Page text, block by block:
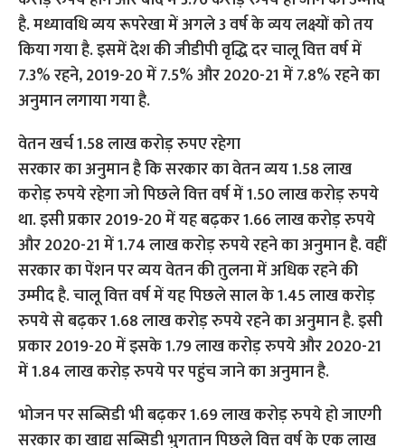
है. मध्यावधि व्यय रूपरेखा में अगले 3 वर्ष के व्यय लक्ष्यों को तय
किया गया है. इसमें देश की जीडीपी वृद्धि दर चालू वित्त वर्ष में
7.3% रहने, 2019-20 में 7.5% और 2020-21 में 7.8% रहने का
अनुमान लगाया गया है.
वेतन खर्च 1.58 लाख करोड़ रुपए रहेगा
सरकार का अनुमान है कि सरकार का वेतन व्यय 1.58 लाख
करोड़ रुपये रहेगा जो पिछले वित्त वर्ष में 1.50 लाख करोड़ रुपये
था. इसी प्रकार 2019-20 में यह बढ़कर 1.66 लाख करोड़ रुपये
और 2020-21 में 1.74 लाख करोड़ रुपये रहने का अनुमान है. वहीं
सरकार का पेंशन पर व्यय वेतन की तुलना में अधिक रहने की
उम्मीद है. चालू वित्त वर्ष में यह पिछले साल के 1.45 लाख करोड़
रुपये से बढ़कर 1.68 लाख करोड़ रुपये रहने का अनुमान है. इसी
प्रकार 2019-20 में इसके 1.79 लाख करोड़ रुपये और 2020-21
में 1.84 लाख करोड़ रुपये पर पहुंच जाने का अनुमान है.
भोजन पर सब्सिडी भी बढ़कर 1.69 लाख करोड़ रुपये हो जाएगी
सरकार का खाद्य सब्सिडी भुगतान पिछले वित्त वर्ष के एक लाख